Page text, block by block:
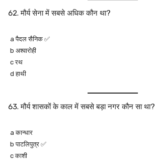
मौर्य सेना में सबसे अधिक कौन था?
a पैदल सैनिक ✅
b अश्वारोही
c रथ
d हाथी
मौर्य शासकों के काल में सबसे बड़ा नगर कौन सा था?
a कान्धार
b पाटलिपुत्र ✅
c काशी